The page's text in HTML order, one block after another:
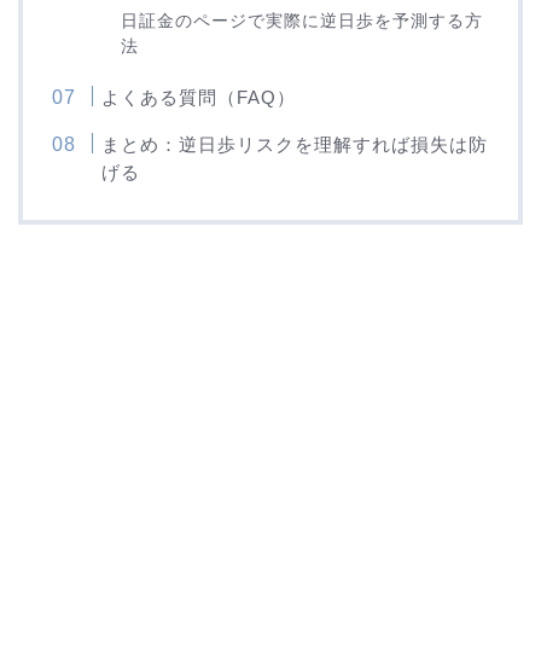
日証金のページで実際に逆日歩を予測する方
法
よくある質問（FAQ）
まとめ：逆日歩リスクを理解すれば損失は防
げる